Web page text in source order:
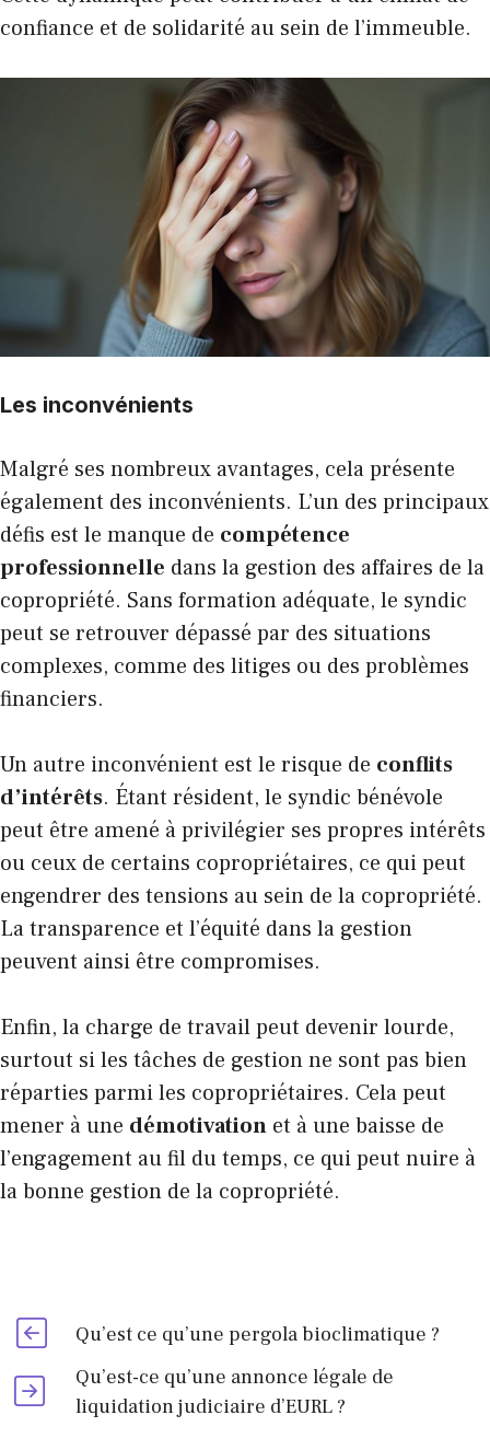
confiance et de solidarité au sein de l’immeuble.
Les inconvénients
Malgré ses nombreux avantages, cela présente
également des inconvénients. L’un des principaux
défis est le manque de compétence
professionnelle dans la gestion des affaires de la
copropriété. Sans formation adéquate, le syndic
peut se retrouver dépassé par des situations
complexes, comme des litiges ou des problèmes
financiers.
Un autre inconvénient est le risque de conflits
d’intérêts. Étant résident, le syndic bénévole
peut être amené à privilégier ses propres intérêts
ou ceux de certains copropriétaires, ce qui peut
engendrer des tensions au sein de la copropriété.
La transparence et l’équité dans la gestion
peuvent ainsi être compromises.
Enfin, la charge de travail peut devenir lourde,
surtout si les tâches de gestion ne sont pas bien
réparties parmi les copropriétaires. Cela peut
mener à une démotivation et à une baisse de
l’engagement au fil du temps, ce qui peut nuire à
la bonne gestion de la copropriété.
Qu’est ce qu’une pergola bioclimatique ?
Qu’est-ce qu’une annonce légale de
liquidation judiciaire d’EURL ?